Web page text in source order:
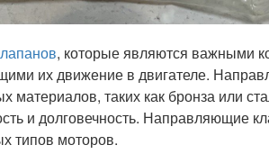
, которые являются важными
их движение в двигателе.
материалов, таких как бронза или
и долговечность. Направляющие
типов моторов.